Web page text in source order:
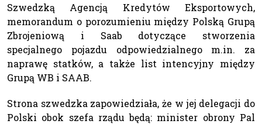
Szwedzką Agencją Kredytów Eksportowych,
memorandum o porozumieniu między Polską Grupą
Zbrojeniową i Saab dotyczące stworzenia
specjalnego pojazdu odpowiedzialnego m.in. za
naprawę statków, a także list intencyjny między
Grupą WB i SAAB.
Strona szwedzka zapowiedziała, że w jej delegacji do
Polski obok szefa rządu będą: minister obrony Pal